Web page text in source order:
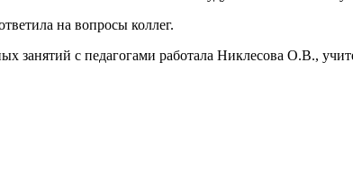
на вопросы коллег.
занятий с педагогами работала Никлесова О.В.,